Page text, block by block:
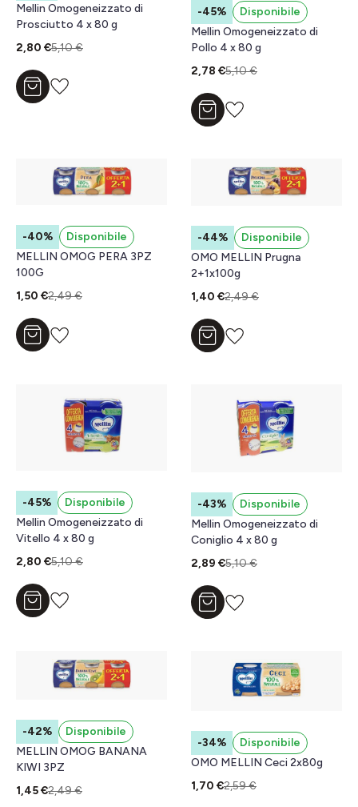
Mellin Omogeneizzato di
Prosciutto 4 x 80 g
2,80 €5,10 €
Aggiungi al carrello
-45%
Disponibile
Mellin Omogeneizzato di
Pollo 4 x 80 g
2,78 €5,10 €
Aggiungi al carrello
-40%
Disponibile
MELLIN OMOG PERA 3PZ
100G
1,50 €2,49 €
Aggiungi al carrello
-44%
Disponibile
OMO MELLIN Prugna
2+1x100g
1,40 €2,49 €
Aggiungi al carrello
-45%
Disponibile
Mellin Omogeneizzato di
Vitello 4 x 80 g
2,80 €5,10 €
Aggiungi al carrello
-43%
Disponibile
Mellin Omogeneizzato di
Coniglio 4 x 80 g
2,89 €5,10 €
Aggiungi al carrello
-42%
Disponibile
MELLIN OMOG BANANA
KIWI 3PZ
1,45 €2,49 €
-34%
Disponibile
OMO MELLIN Ceci 2x80g
1,70 €2,59 €